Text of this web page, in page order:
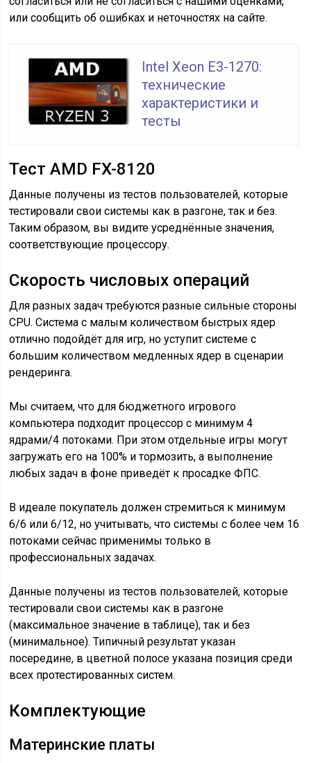
или сообщить об ошибках и неточностях на сайте.
Intel Xeon E3-1270:
технические
характеристики и
тесты
Тест AMD FX-8120
Данные получены из тестов пользователей, которые
тестировали свои системы как в разгоне, так и без.
Таким образом, вы видите усреднённые значения,
соответствующие процессору.
Скорость числовых операций
Для разных задач требуются разные сильные стороны
CPU. Система с малым количеством быстрых ядер
отлично подойдёт для игр, но уступит системе с
большим количеством медленных ядер в сценарии
рендеринга.
Мы считаем, что для бюджетного игрового
компьютера подходит процессор с минимум 4
ядрами/4 потоками. При этом отдельные игры могут
загружать его на 100% и тормозить, а выполнение
любых задач в фоне приведёт к просадке ФПС.
В идеале покупатель должен стремиться к минимум
6/6 или 6/12, но учитывать, что системы с более чем 16
потоками сейчас применимы только в
профессиональных задачах.
Данные получены из тестов пользователей, которые
тестировали свои системы как в разгоне
(максимальное значение в таблице), так и без
(минимальное). Типичный результат указан
посередине, в цветной полосе указана позиция среди
всех протестированных систем.
Комплектующие
Материнские платы